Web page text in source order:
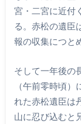
宮・二宮に近付
る。赤松の遺臣
報の収集につと
そして一年後の
（午前零時頃
れた赤松遺臣は
山に忍び込むと